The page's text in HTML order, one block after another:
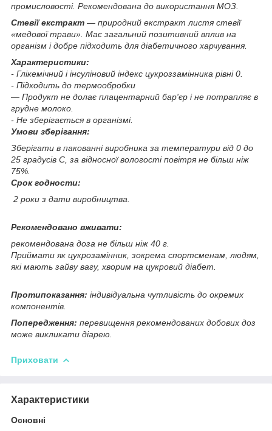
промисловості. Рекомендована до використання МОЗ.
Стевії екстракт — природний екстракт листя стевії
«медової трави». Має загальний позитивний вплив на
організм і добре підходить для діабетичного харчування.
Характеристики:
- Глікемічний і інсуліновий індекс цукроззамінника рівні 0.
- Підходить до термообробки
— Продукт не долає плацентарний бар'єр і не потрапляє в
грудне молоко.
- Не зберігається в організмі.
Умови зберігання:
Зберігати в пакованні виробника за температури від 0 до
25 градусів С, за відносної вологості повітря не більш ніж
75%.
Срок годности:
2 роки з дати виробництва.
Рекомендовано вживати:
рекомендована доза не більш ніж 40 г.
Приймати як цукрозамінник, зокрема спортсменам, людям,
які мають зайву вагу, хворим на цукровий діабет.
Протипоказання: індивідуальна чутливість до окремих
компонентів.
Попередження: перевищення рекомендованих добових доз
може викликати діарею.
Приховати
Характеристики
Основні